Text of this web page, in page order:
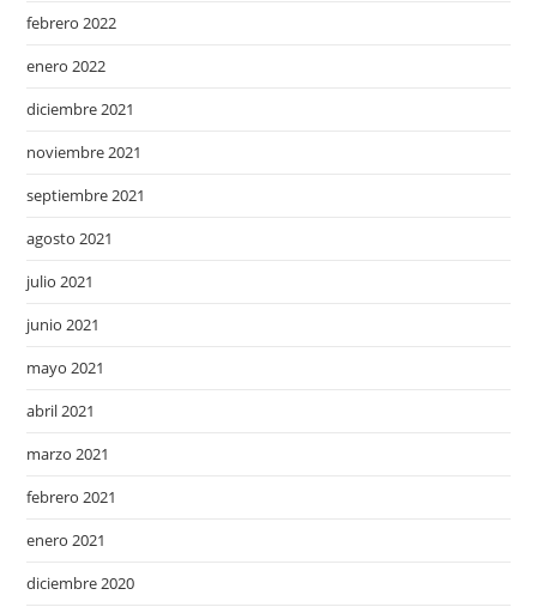
febrero 2022
enero 2022
diciembre 2021
noviembre 2021
septiembre 2021
agosto 2021
julio 2021
junio 2021
mayo 2021
abril 2021
marzo 2021
febrero 2021
enero 2021
diciembre 2020